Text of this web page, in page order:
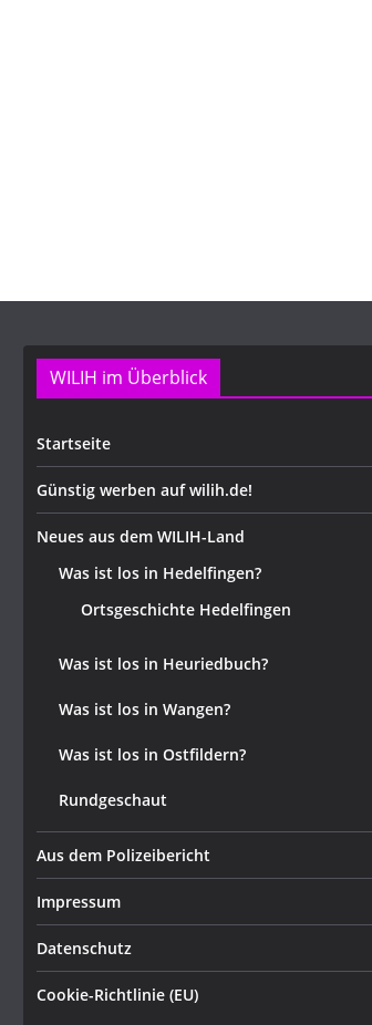
WILIH im Überblick
Startseite
Günstig werben auf wilih.de!
Neues aus dem WILIH-Land
Was ist los in Hedelfingen?
Ortsgeschichte Hedelfingen
Was ist los in Heuriedbuch?
Was ist los in Wangen?
Was ist los in Ostfildern?
Rundgeschaut
Aus dem Polizeibericht
Impressum
Datenschutz
Cookie-Richtlinie (EU)